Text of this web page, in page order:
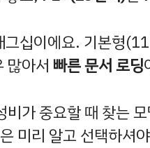
그십이에요. 기본형
많아서 빠른 문서 로딩
비가 중요할 때 찾는
은 미리 알고 선택하셔